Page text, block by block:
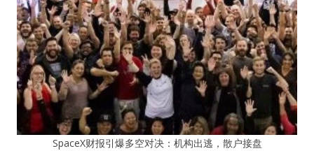
SpaceX财报引爆多空对决：机构出逃，散户接盘